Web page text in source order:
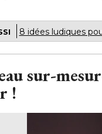
8 idées ludiques
sur-
!